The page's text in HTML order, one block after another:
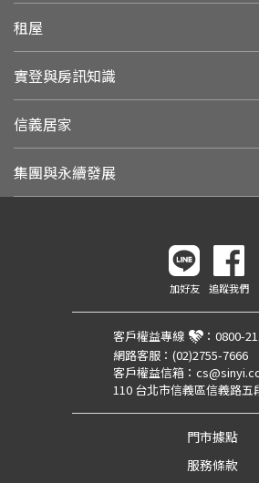
租屋
實登與房訊知識
信義居家
集團與永續發展
加好友 追蹤我們
客戶權益專線 ： 0800-
網路客服： (02)2755-7666
客戶權益信箱：
110 台北市信義區信義路五
門市據點
服務條款